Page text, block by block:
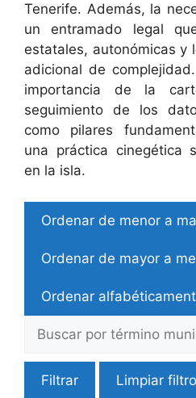
Tenerife. Además, la
un entramado legal
estatales, autonómicas y
adicional de
importancia de la
seguimiento de los
como pilares
una práctica cinegética
en la isla.
Ordenar de menor a
Ordenar de mayor a
Ordenar
Filtrar Limpiar filtro